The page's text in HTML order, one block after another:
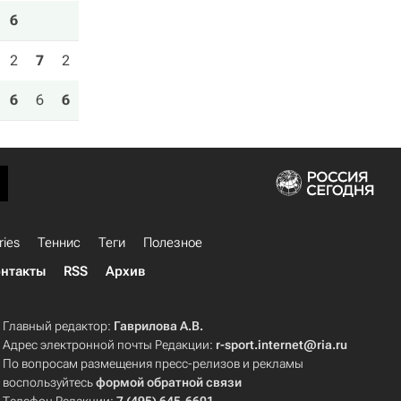
6
2 7 2
6 6 6
Теннис Теги
Полезное
RSS Архив
Главный редактор: Гаврилова А.В.
Адрес электронной почты Редакции: r-sport.internet@ria.ru
По вопросам размещения пресс-релизов и рекламы
воспользуйтесьформой обратной связи